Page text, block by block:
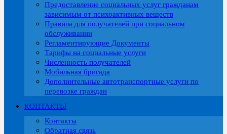
Предоставление социальных услуг гражданам
зависимым от психоактивных веществ
Правила для получателей при социальном
обслуживании
Регламентирующие Документы
Тарифы на социальные услуги
Численность получателей
Мобильная бригада
Дополнительные автотранспортные услуги по
перевозке граждан
КОНТАКТЫ
Контакты
Обратная связь